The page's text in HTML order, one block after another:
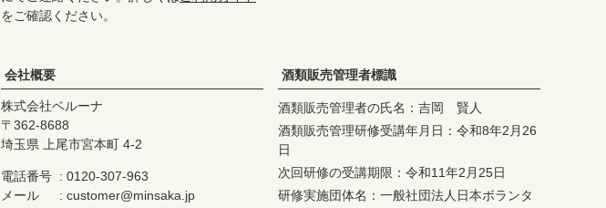
をご確認ください。
会社概要
株式会社ベルーナ
362-8688
埼玉県 上尾市宮本町 4-2
電話番号
0120-307-963
メール
customer@minsaka.jp
酒類販売管理者標識
酒類販売管理者の氏名：吉岡 賢人
酒類販売管理研修受講年月日：令和8年2月26
日
次回研修の受講期限：令和11年2月25日
研修実施団体名：一般社団法人日本ボランタ